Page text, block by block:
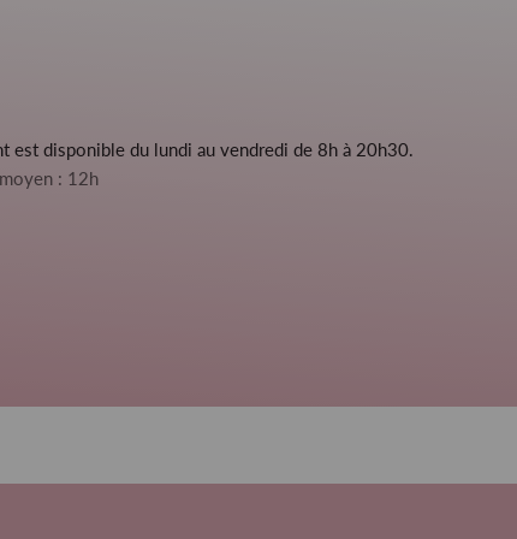
est disponible du lundi au vendredi de 8h à 20h30.
: 12h